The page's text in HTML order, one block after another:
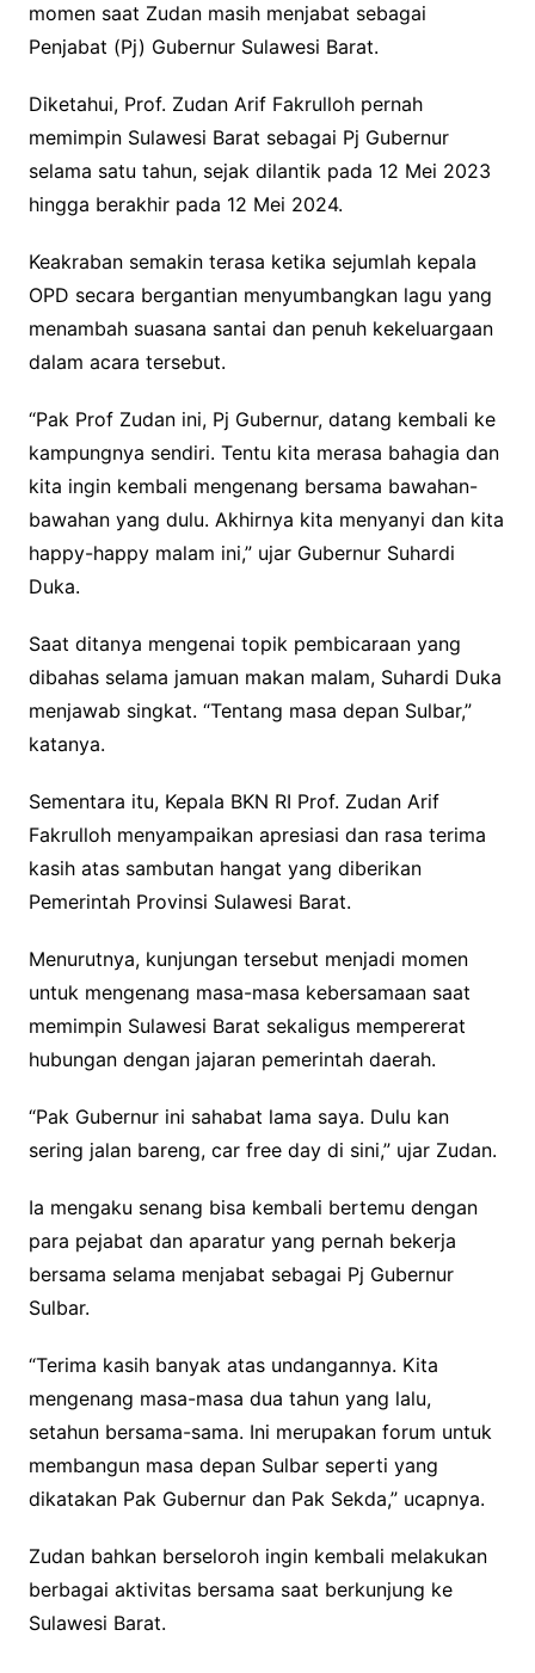
momen saat Zudan masih menjabat sebagai
Penjabat (Pj) Gubernur Sulawesi Barat.
Diketahui, Prof. Zudan Arif Fakrulloh pernah
memimpin Sulawesi Barat sebagai Pj Gubernur
selama satu tahun, sejak dilantik pada 12 Mei 2023
hingga berakhir pada 12 Mei 2024.
Keakraban semakin terasa ketika sejumlah kepala
OPD secara bergantian menyumbangkan lagu yang
menambah suasana santai dan penuh kekeluargaan
dalam acara tersebut.
“Pak Prof Zudan ini, Pj Gubernur, datang kembali ke
kampungnya sendiri. Tentu kita merasa bahagia dan
kita ingin kembali mengenang bersama bawahan-
bawahan yang dulu. Akhirnya kita menyanyi dan kita
happy-happy malam ini,” ujar Gubernur Suhardi
Duka.
Saat ditanya mengenai topik pembicaraan yang
dibahas selama jamuan makan malam, Suhardi Duka
menjawab singkat. “Tentang masa depan Sulbar,”
katanya.
Sementara itu, Kepala BKN RI Prof. Zudan Arif
Fakrulloh menyampaikan apresiasi dan rasa terima
kasih atas sambutan hangat yang diberikan
Pemerintah Provinsi Sulawesi Barat.
Menurutnya, kunjungan tersebut menjadi momen
untuk mengenang masa-masa kebersamaan saat
memimpin Sulawesi Barat sekaligus mempererat
hubungan dengan jajaran pemerintah daerah.
“Pak Gubernur ini sahabat lama saya. Dulu kan
sering jalan bareng, car free day di sini,” ujar Zudan.
Ia mengaku senang bisa kembali bertemu dengan
para pejabat dan aparatur yang pernah bekerja
bersama selama menjabat sebagai Pj Gubernur
Sulbar.
“Terima kasih banyak atas undangannya. Kita
mengenang masa-masa dua tahun yang lalu,
setahun bersama-sama. Ini merupakan forum untuk
membangun masa depan Sulbar seperti yang
dikatakan Pak Gubernur dan Pak Sekda,” ucapnya.
Zudan bahkan berseloroh ingin kembali melakukan
berbagai aktivitas bersama saat berkunjung ke
Sulawesi Barat.